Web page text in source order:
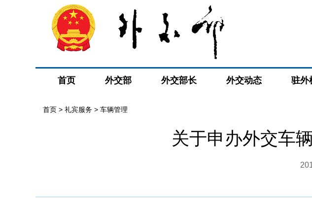
首页 外交部 外交部长 外交动态 驻外
首页 > 礼宾服务 > 车辆管理
关于申办外交车